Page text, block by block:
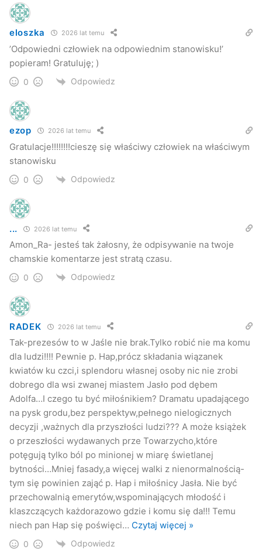
eloszka 2026 lat temu
’Odpowiedni człowiek na odpowiednim stanowisku!’
popieram! Gratuluję; )
0 Odpowiedz
ezop 2026 lat temu
Gratulacje!!!!!!!!cieszę się właściwy człowiek na właściwym
stanowisku
0 Odpowiedz
... 2026 lat temu
Amon_Ra- jesteś tak żałosny, że odpisywanie na twoje
chamskie komentarze jest stratą czasu.
0 Odpowiedz
RADEK 2026 lat temu
Tak-prezesów to w Jaśle nie brak.Tylko robić nie ma komu
dla ludzi!!!! Pewnie p. Hap,prócz składania wiązanek
kwiatów ku czci,i splendoru własnej osoby nic nie zrobi
dobrego dla wsi zwanej miastem Jasło pod dębem
Adolfa…I czego tu być miłośnikiem? Dramatu upadającego
na pysk grodu,bez perspektyw,pełnego nielogicznych
decyzji ,ważnych dla przyszłości ludzi??? A może książek
o przeszłości wydawanych prze Towarzycho,które
potęgują tylko ból po minionej w miarę świetlanej
bytności…Mniej fasady,a więcej walki z nienormalnością-
tym się powinien zająć p. Hap i miłośnicy Jasła. Nie być
przechowalnią emerytów,wspominających młodość i
klaszczących każdorazowo gdzie i komu się da!!! Temu
niech pan Hap się poświęci… Czytaj więcej »
0 Odpowiedz